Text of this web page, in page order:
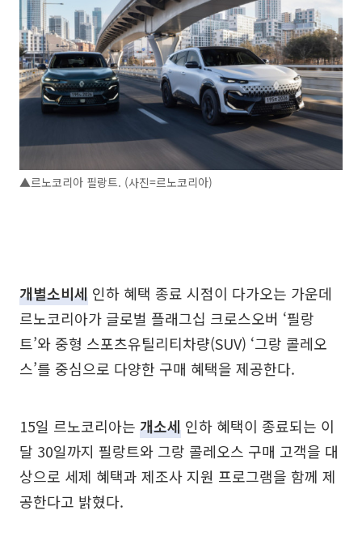
▲르노코리아 필랑트. (사진=르노코리아)
개별소비세 인하 혜택 종료 시점이 다가오는 가운데
르노코리아가 글로벌 플래그십 크로스오버 ‘필랑
트’와 중형 스포츠유틸리티차량(SUV) ‘그랑 콜레오
스’를 중심으로 다양한 구매 혜택을 제공한다.
15일 르노코리아는 개소세 인하 혜택이 종료되는 이
달 30일까지 필랑트와 그랑 콜레오스 구매 고객을 대
상으로 세제 혜택과 제조사 지원 프로그램을 함께 제
공한다고 밝혔다.